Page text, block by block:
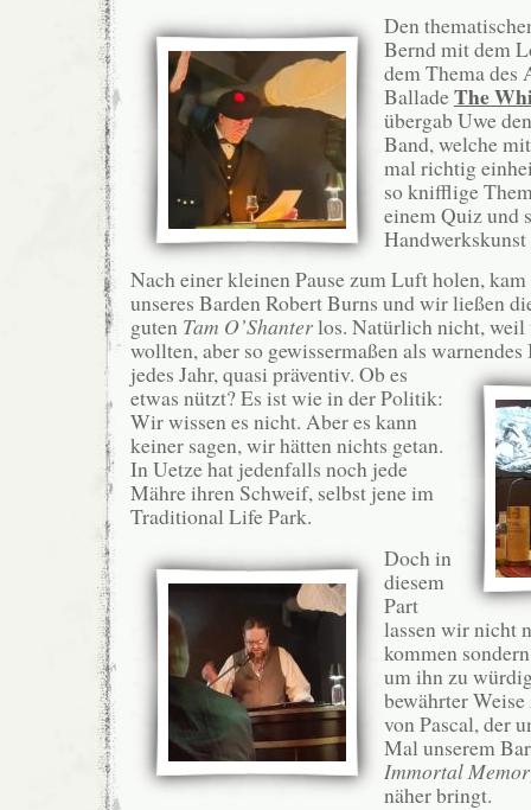
Den
Bernd mit dem
dem Thema des
BalladeThe
übergab Uwe
Band, welche
mal richtig
so knifflige
einem Quiz und
Nach einer kleinen Pause zum Luft holen,
unseres Barden Robert Burns und wir ließen
guten Tam O’Shanterlos. Natürlich nicht,
wollten, aber so gewissermaßen als
jedes Jahr, quasi präventiv. Ob es
etwas nützt? Es ist wie in der Politik:
Wir wissen es nicht. Aber es kann
keiner sagen, wir hätten nichts getan.
In Uetze hat jedenfalls noch jede
Mähre ihren Schweif, selbst jene im
Traditional Life Park.
Doch in
diesem
Part
lassen wir nicht
kommen
um ihn zu
bewährter
von Pascal, der
Mal unserem
Immortal
näher bringt.